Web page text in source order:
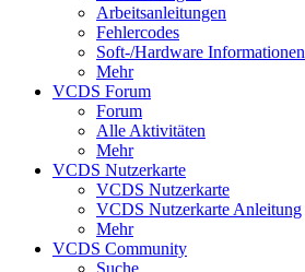
Arbeitsanleitungen
Fehlercodes
Soft-/Hardware Informationen
Mehr
VCDS Forum
Forum
Alle Aktivitäten
Mehr
VCDS Nutzerkarte
VCDS Nutzerkarte
VCDS Nutzerkarte Anleitung
Mehr
VCDS Community
Suche